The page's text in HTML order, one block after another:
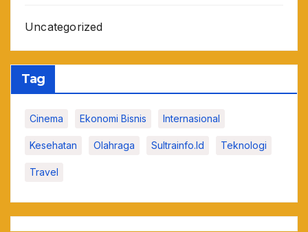
Uncategorized
Tag
Cinema Ekonomi Bisnis Internasional
Kesehatan Olahraga Sultrainfo.id Teknologi
Travel